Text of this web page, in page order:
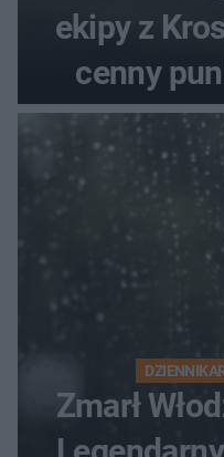
ekipy z
cenny
Zmarł